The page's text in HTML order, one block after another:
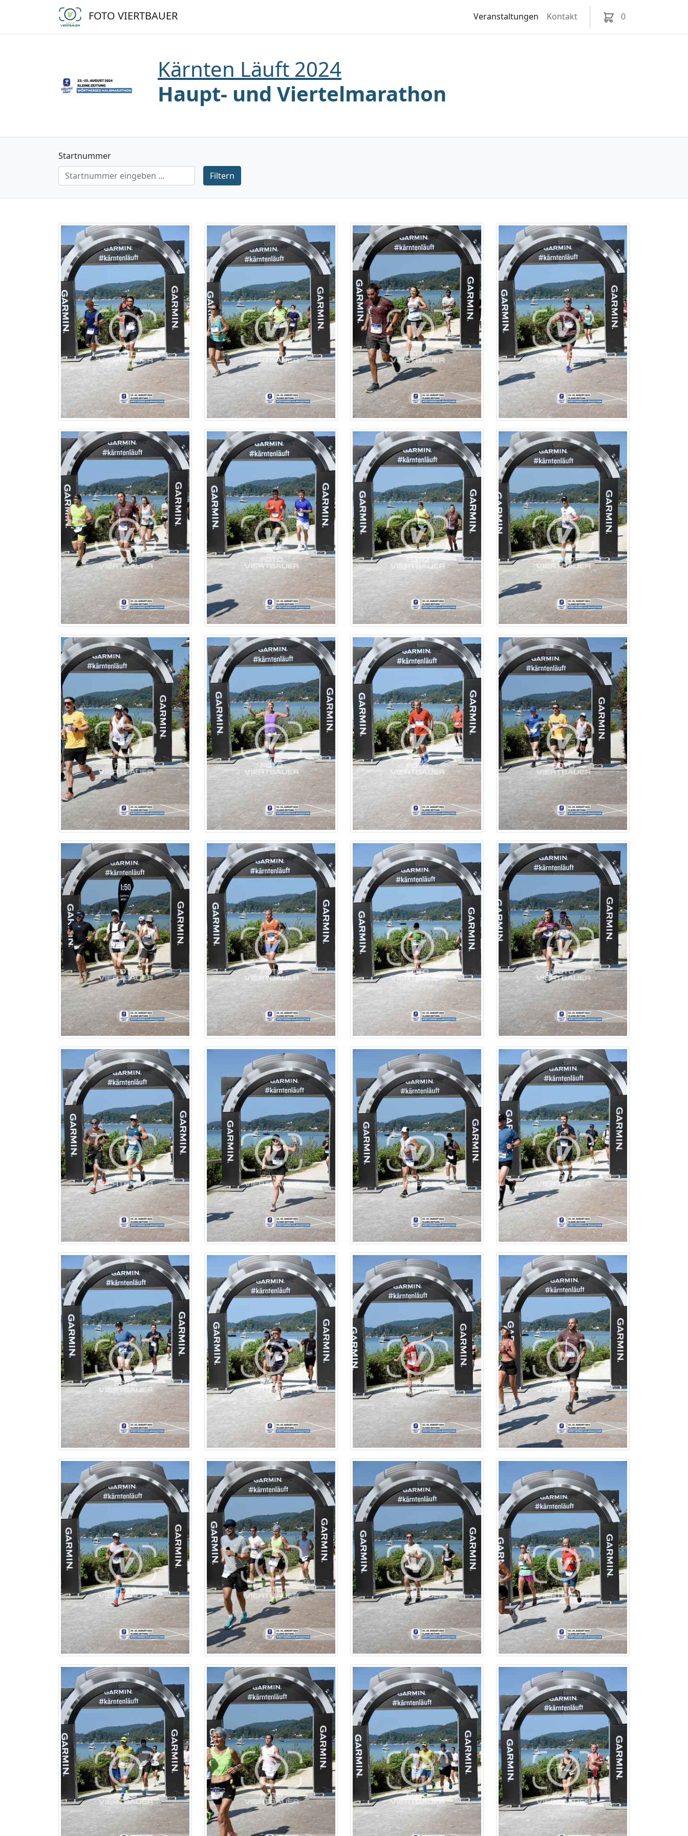
FOTO VIERTBAUER Veranstaltungen Kontakt 0
Kärnten Läuft 2024
Haupt- und Viertelmarathon
Startnummer
Filtern